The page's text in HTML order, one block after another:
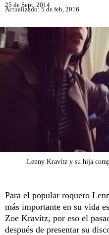
25 de Sept, 2014
Actualizado: 5 de feb, 2016
Lenny Kravitz y su hija
Para el popular roquero
más importante en su vida
Zoe Kravitz, por eso el
después de presentar su